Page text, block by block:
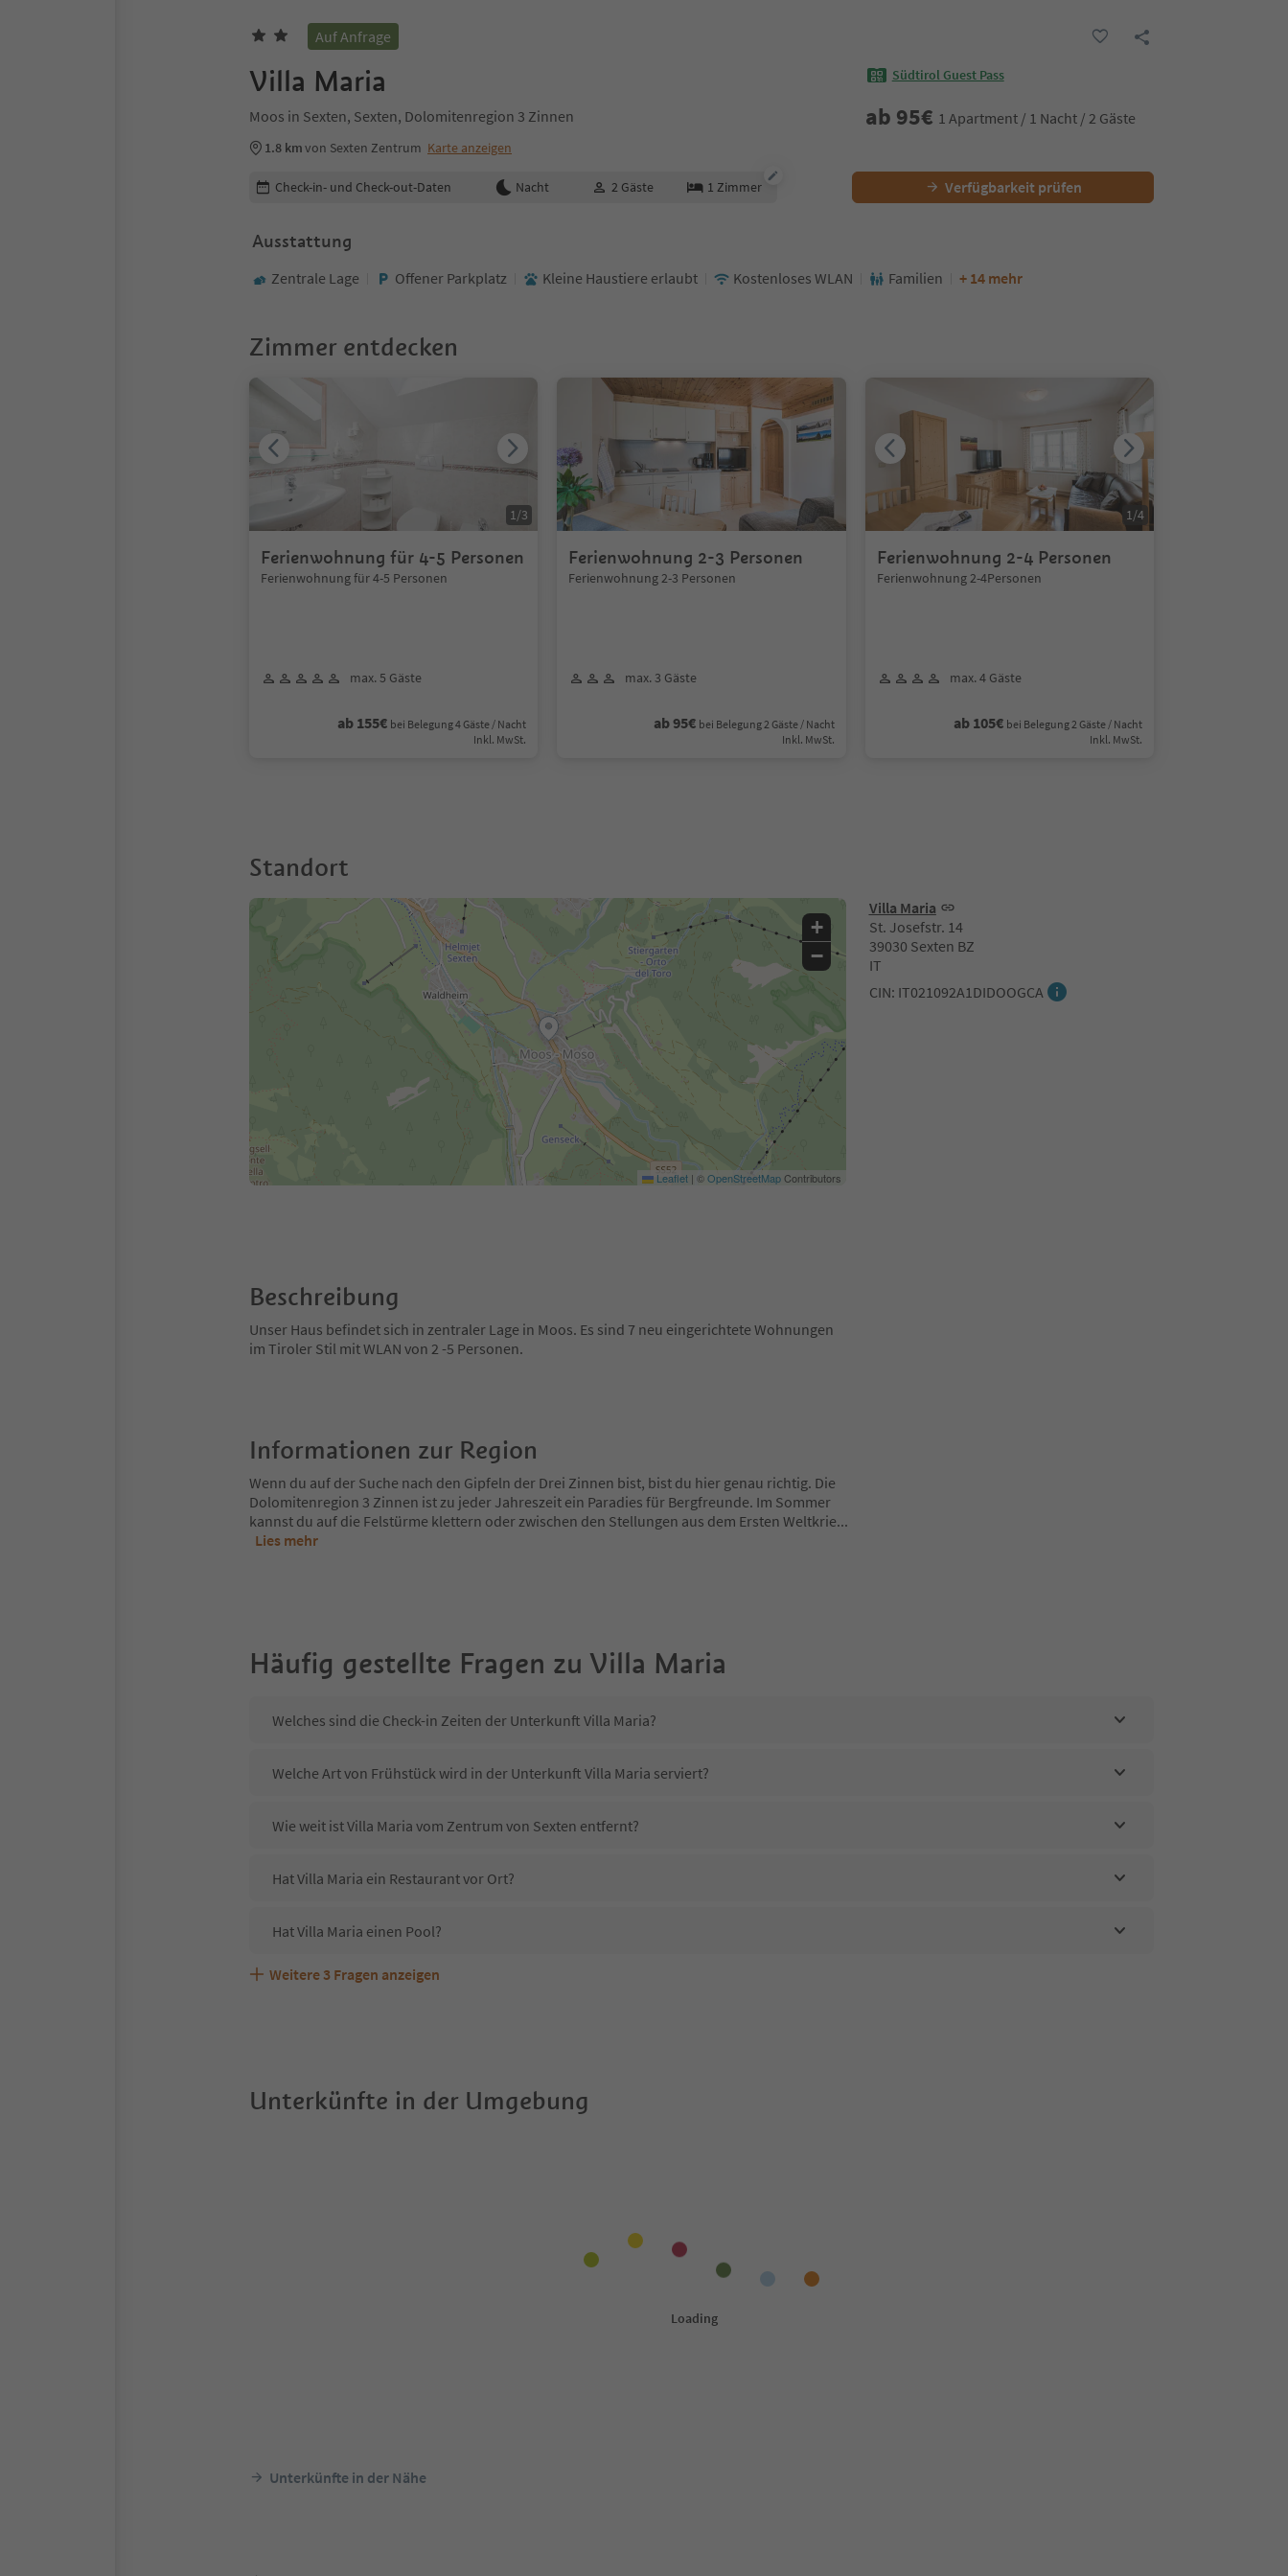
Auf Anfrage
Villa Maria
Moos in Sexten, Sexten, Dolomitenregion 3 Zinnen
1.8 kmvon Sexten Zentrum Karte anzeigen
Südtirol Guest Pass
ab 95€ 1 Apartment / 1 Nacht / 2 Gäste
Buchungsdetails bearbeiten
Check-in- und Check-out-Daten Nacht 2 Gäste 1 Zimmer Verfügbarkeit prüfen
Ausstattung
Zentrale Lage Offener Parkplatz Kleine Haustiere erlaubt Kostenloses WLAN Familien + 14 mehr
Zimmer entdecken
Ferienwohnung für 4-5 Personen
Ferienwohnung für 4-5 Personen
max. 5 Gäste
ab 155€ bei Belegung 4 Gäste / Nacht
Inkl. MwSt.
1/3
Ferienwohnung 2-3 Personen
Ferienwohnung 2-3 Personen
max. 3 Gäste
ab 95€ bei Belegung 2 Gäste / Nacht
Inkl. MwSt.
Ferienwohnung 2-4 Personen
Ferienwohnung 2-4Personen
max. 4 Gäste
ab 105€ bei Belegung 2 Gäste / Nacht
Inkl. MwSt.
1/4
Standort
Villa Maria
St. Josefstr. 14
39030 Sexten BZ
IT
CIN: IT021092A1DIDOOGCA
+
−
Leaflet | ©OpenStreetMapContributors
Beschreibung
Unser Haus befindet sich in zentraler Lage in Moos. Es sind 7 neu eingerichtete Wohnungen
im Tiroler Stil mit WLAN von 2 -5 Personen.
Informationen zur Region
Wenn du auf der Suche nach den Gipfeln der Drei Zinnen bist, bist du hier genau richtig. Die
Dolomitenregion 3 Zinnen ist zu jeder Jahreszeit ein Paradies für Bergfreunde. Im Sommer
kannst du auf die Felstürme klettern oder zwischen den Stellungen aus dem Ersten Weltkrie...
Lies mehr
Häufig gestellte Fragen zu Villa Maria
Welches sind die Check-in Zeiten der Unterkunft Villa Maria?
Welche Art von Frühstück wird in der Unterkunft Villa Maria serviert?
Wie weit ist Villa Maria vom Zentrum von Sexten entfernt?
Hat Villa Maria ein Restaurant vor Ort?
Hat Villa Maria einen Pool?
Sind Haustiere in der Unterkunft Villa Maria erlaubt?
Welche Services bietet Villa Maria?
Weitere 3 Fragen anzeigen
Unterkünfte in der Umgebung
Unterkünfte in der Nähe